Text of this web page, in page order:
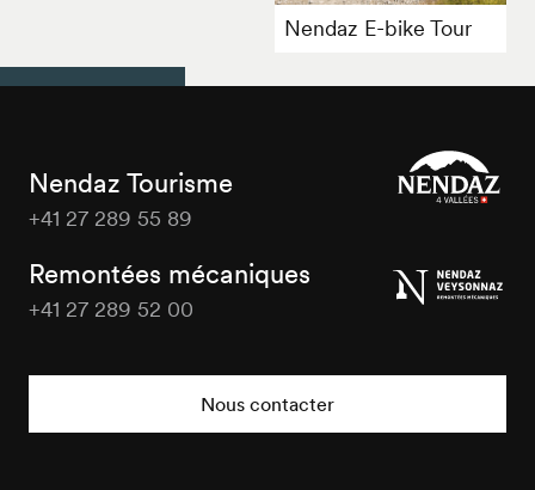
Nendaz E-bike Tour
Nendaz Tourisme
+41 27 289 55 89
Remontées mécaniques
+41 27 289 52 00
Nous contacter